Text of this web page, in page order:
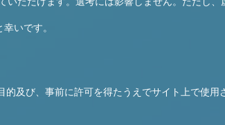
いです。
及び、事前に許可を得たうえでサイト上で使用